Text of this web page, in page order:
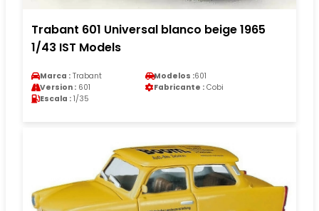
Trabant 601 Universal blanco beige 1965
1/43 IST Models
Marca : Trabant Modelos :601
Version : 601 Fabricante : Cobi
Escala : 1/35